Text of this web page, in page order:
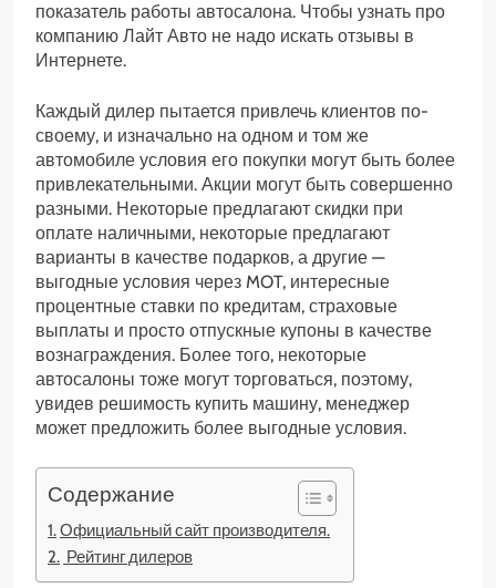
показатель работы автосалона. Чтобы узнать про
компанию Лайт Авто не надо искать отзывы в
Интернете.
Каждый дилер пытается привлечь клиентов по-
своему, и изначально на одном и том же
автомобиле условия его покупки могут быть более
привлекательными. Акции могут быть совершенно
разными. Некоторые предлагают скидки при
оплате наличными, некоторые предлагают
варианты в качестве подарков, а другие —
выгодные условия через MOT, интересные
процентные ставки по кредитам, страховые
выплаты и просто отпускные купоны в качестве
вознаграждения. Более того, некоторые
автосалоны тоже могут торговаться, поэтому,
увидев решимость купить машину, менеджер
может предложить более выгодные условия.
Содержание
Официальный сайт производителя.
Рейтинг дилеров